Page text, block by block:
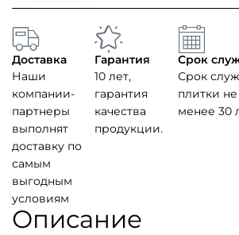
Доставка
Наши
компании-
партнеры
выполнят
доставку по
самым
выгодным
условиям
Гарантия
10 лет,
гарантия
качества
продукции.
Срок
Срок
плитки не
менее 30
Описание